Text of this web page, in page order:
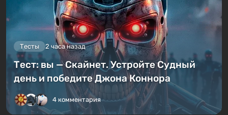
Тесты 2 часа назад
Тест: вы — Скайнет. Устройте Судный
день и победите Джона Коннора
4 комментария